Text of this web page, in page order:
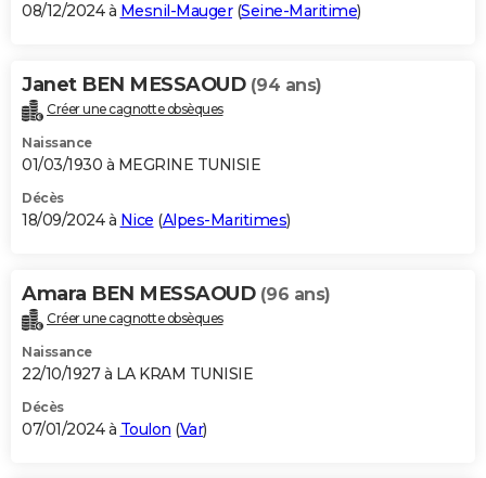
08/12/2024 à Mesnil-Mauger(Seine-Maritime)
Janet BEN MESSAOUD (94 ans)
Créer une cagnotte obsèques
Naissance
01/03/1930 à MEGRINE TUNISIE
Décès
18/09/2024 à Nice (Alpes-Maritimes)
Amara BEN MESSAOUD (96 ans)
Créer une cagnotte obsèques
Naissance
22/10/1927 à LA KRAM TUNISIE
Décès
07/01/2024 à Toulon (Var)